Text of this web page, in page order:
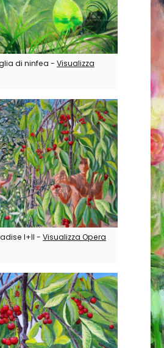
di ninfea - Visualizza
I+II - Visualizza Opera